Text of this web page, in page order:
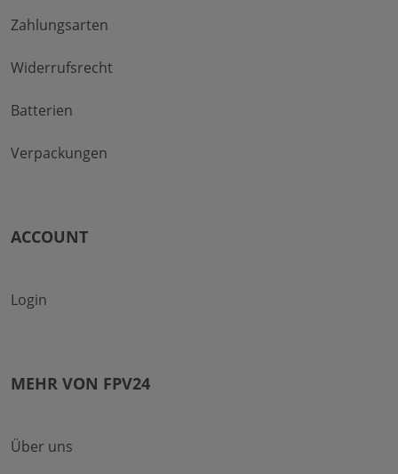
Zahlungsarten
Widerrufsrecht
Batterien
Verpackungen
ACCOUNT
Login
MEHR VON FPV24
Über uns